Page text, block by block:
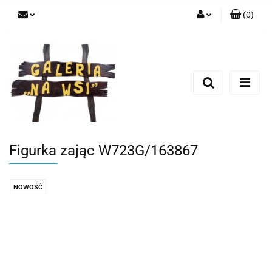
Dodaj zgłoszenie
(0)
Figurka zając W723G/163867
NOWOŚĆ